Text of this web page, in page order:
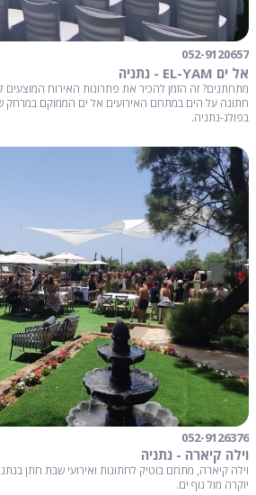
052-9120657
אל ים EL-YAM - נתניה
מתחתנים? זה הזמן להכיר את פתרונות האירוח
בפולג-נתניה.
052-9126376
וילה קיארה - נתניה
וילה קיארה, מתחם בוטיק לחתונות ואירועי שבת חתן
יוקרה מול נוף ים.